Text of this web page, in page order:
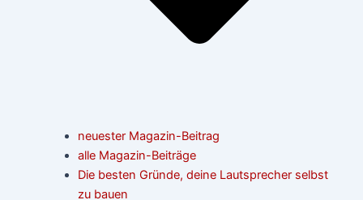
neuester Magazin-Beitrag
alle Magazin-Beiträge
Die besten Gründe, deine Lautsprecher selbst
zu bauen